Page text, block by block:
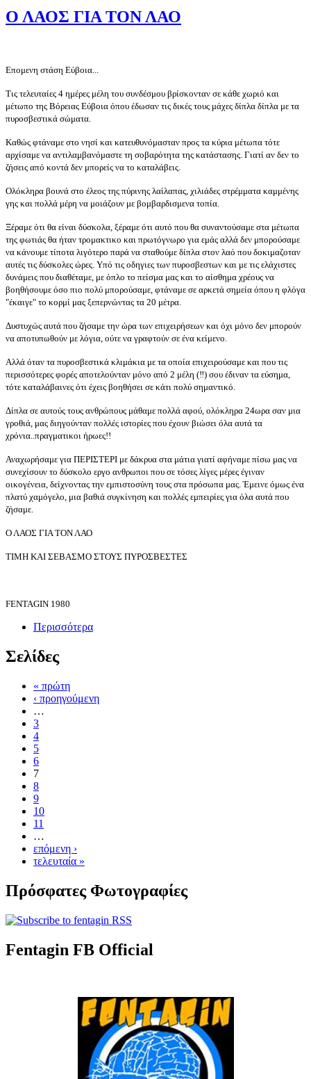
Ο ΛΑΟΣ ΓΙΑ ΤΟΝ ΛΑΟ
Eπομενη στάση Εύβοια...
Τις τελευταίες 4 ημέρες μέλη του συνδέσμου βρίσκονταν σε κάθε χωριό και
μέτωπο της Βόρειας Εύβοια όπου έδωσαν τις δικές τους μάχες δίπλα δίπλα με τα
πυροσβεστικά σώματα.
Καθώς φτάναμε στο νησί και κατευθυνόμασταν προς τα κύρια μέτωπα τότε
αρχίσαμε να αντιλαμβανόμαστε τη σοβαρότητα της κατάστασης. Γιατί αν δεν το
ζήσεις από κοντά δεν μπορείς να το καταλάβεις.
Ολόκληρα βουνά στο έλεος της πύρινης λαίλαπας, χιλιάδες στρέμματα καμμένης
γης και πολλά μέρη να μοιάζουν με βομβαρδισμενα τοπία.
Ξέραμε ότι θα είναι δύσκολα, ξέραμε ότι αυτό που θα συναντούσαμε στα μέτωπα
της φωτιάς θα ήταν τρομακτικο και πρωτόγνωρο για εμάς αλλά δεν μπορούσαμε
να κάνουμε τίποτα λιγότερο παρά να σταθούμε δίπλα στον λαό που δοκιμαζοταν
αυτές τις δύσκολες ώρες. Υπό τις οδηγιες των πυροσβεστων και με τις ελάχιστες
δυνάμεις που διαθέταμε, με όπλο το πείσμα μας και το αίσθημα χρέους να
βοηθήσουμε όσο πιο πολύ μπορούσαμε, φτάναμε σε αρκετά σημεία όπου η φλόγα
"έκαιγε" το κορμί μας ξεπερνώντας τα 20 μέτρα.
Δυστυχώς αυτά που ζήσαμε την ώρα των επιχειρήσεων και όχι μόνο δεν μπορούν
να αποτυπωθούν με λόγια, ούτε να γραφτούν σε ένα κείμενο.
Αλλά όταν τα πυροσβεστικά κλιμάκια με τα οποία επιχειρούσαμε και που τις
περισσότερες φορές αποτελούνταν μόνο από 2 μέλη (‼️) σου έδιναν τα εύσημα,
τότε καταλάβαινες ότι έχεις βοηθήσει σε κάτι πολύ σημαντικό.
Δίπλα σε αυτούς τους ανθρώπους μάθαμε πολλά αφού, ολόκληρα 24ωρα σαν μια
γροθιά, μας διηγούνταν πολλές ιστορίες που έχουν βιώσει όλα αυτά τα
χρόνια..πραγματικοι ήρωες!!
Αναχωρήσαμε για ΠΕΡΙΣΤΕΡΙ με δάκρυα στα μάτια γιατί αφήναμε πίσω μας να
συνεχίσουν το δύσκολο εργο ανθρωποι που σε τόσες λίγες μέρες έγιναν
οικογένεια, δείχνοντας την εμπιστοσύνη τους στα πρόσωπα μας. Έμεινε όμως ένα
πλατύ χαμόγελο, μια βαθιά συγκίνηση και πολλές εμπειρίες για όλα αυτά που
ζήσαμε.
Ο ΛΑΟΣ ΓΙΑ ΤΟΝ ΛΑΟ
ΤΙΜΗ ΚΑΙ ΣΕΒΑΣΜΟ ΣΤΟΥΣ ΠΥΡΟΣΒΕΣΤΕΣ
FENTAGIN 1980
Περισσότερα
Σελίδες
« πρώτη
‹ προηγούμενη
…
3
4
5
6
7
8
9
10
11
…
επόμενη ›
τελευταία »
Πρόσφατες Φωτογραφίες
Fentagin FB Official